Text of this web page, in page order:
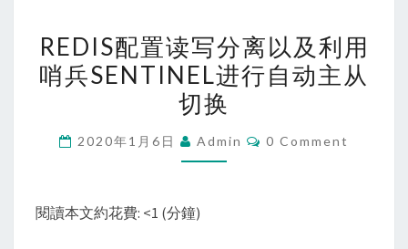
配
置
读
分
REDIS配置读写分离以及利用
哨兵SENTINEL进行自动主从
切换
2020年1月6日 Admin Comments
0 Comment
閱讀本文約花費: <1 (分鐘)